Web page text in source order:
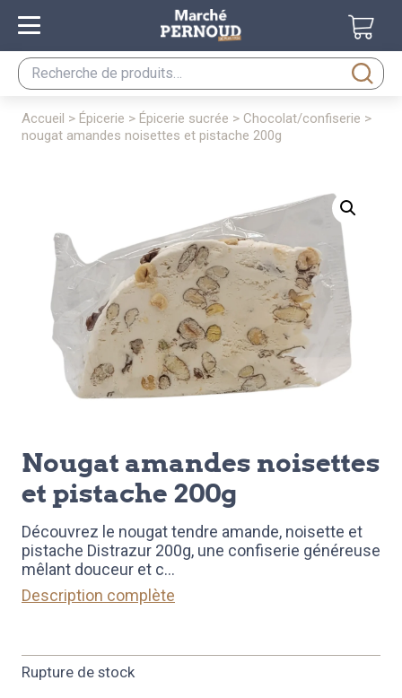
Recherche
pour :
accueil > épicerie > épicerie sucrée > chocolat/confiserie >
nougat amandes noisettes et pistache 200g
nougat amandes noisettes
et pistache 200g
Découvrez le nougat tendre amande, noisette et
pistache Distrazur 200g, une confiserie généreuse
mêlant douceur et c...
Description complète
Rupture de stock